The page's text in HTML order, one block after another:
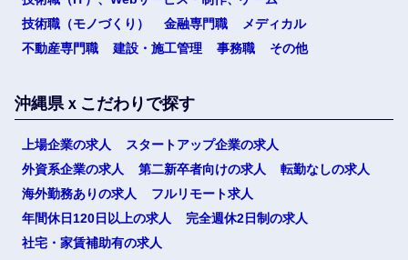
選択する
技術職（モノづくり）
金融専門職
メディカル
不動産専門職
建設・施工管理 事務職 その他
沖縄県ｘこだわりで探す
上場企業の求人
スタートアップ企業の求人
外資系企業の求人
第二新卒者向けの求人
転勤なしの求人
海外勤務ありの求人
フルリモート求人
年間休日120日以上の求人
完全週休2日制の求人
社宅・家賃補助有の求人